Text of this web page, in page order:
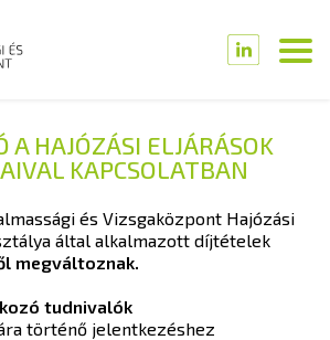
A HAJÓZÁSI ELJÁRÁSOK
KAPCSOLATBAN
és Vizsgaközpont Hajózási
által alkalmazott díjtételek
megváltoznak.
tudnivalók
történő jelentkezéshez